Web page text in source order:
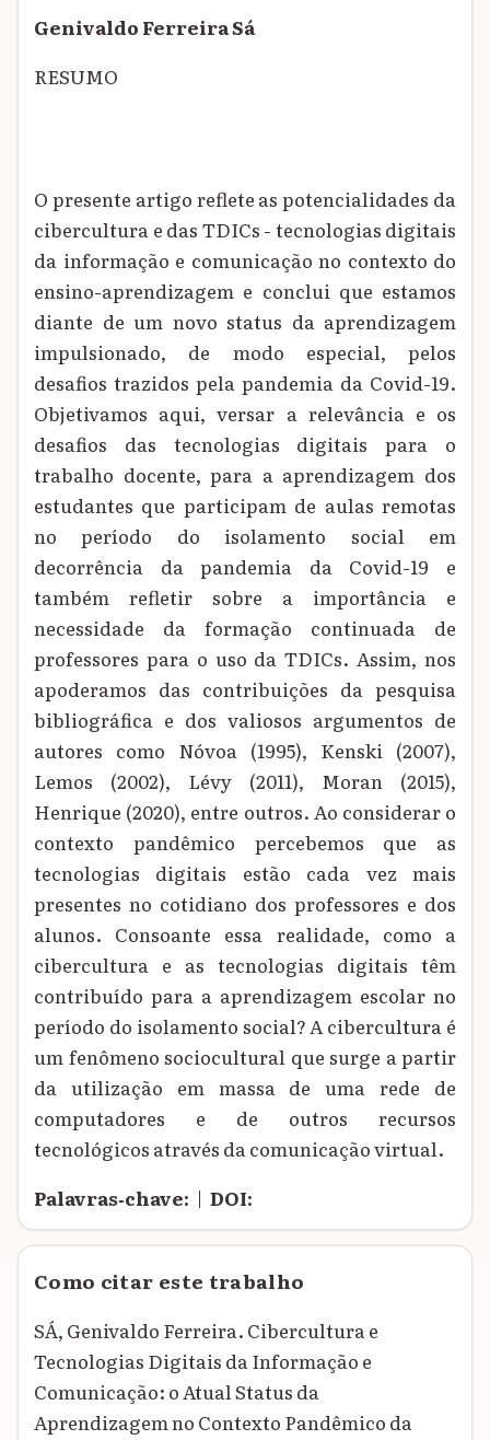
Genivaldo Ferreira Sá
RESUMO
O presente artigo reflete as potencialidades da
cibercultura e das TDICs - tecnologias digitais
da informação e comunicação no contexto do
ensino-aprendizagem e conclui que estamos
diante de um novo status da aprendizagem
impulsionado, de modo especial, pelos
desafios trazidos pela pandemia da Covid-19.
Objetivamos aqui, versar a relevância e os
desafios das tecnologias digitais para o
trabalho docente, para a aprendizagem dos
estudantes que participam de aulas remotas
no período do isolamento social em
decorrência da pandemia da Covid-19 e
também refletir sobre a importância e
necessidade da formação continuada de
professores para o uso da TDICs. Assim, nos
apoderamos das contribuições da pesquisa
bibliográfica e dos valiosos argumentos de
autores como Nóvoa (1995), Kenski (2007),
Lemos (2002), Lévy (2011), Moran (2015),
Henrique (2020), entre outros. Ao considerar o
contexto pandêmico percebemos que as
tecnologias digitais estão cada vez mais
presentes no cotidiano dos professores e dos
alunos. Consoante essa realidade, como a
cibercultura e as tecnologias digitais têm
contribuído para a aprendizagem escolar no
período do isolamento social? A cibercultura é
um fenômeno sociocultural que surge a partir
da utilização em massa de uma rede de
computadores e de outros recursos
tecnológicos através da comunicação virtual.
Palavras‑chave: | DOI:
Como citar este trabalho
SÁ, Genivaldo Ferreira. Cibercultura e
Tecnologias Digitais da Informação e
Comunicação: o Atual Status da
Aprendizagem no Contexto Pandêmico da